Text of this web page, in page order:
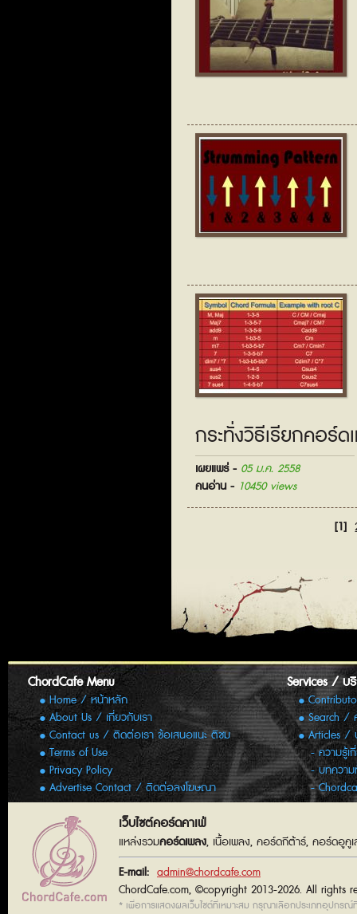
กระทั่งวิธีเรียกคอร์ด
เผยแพร่ - 05 ม.ค. 2558
คนอ่าน - 10450 views
[1]
ChordCafe Menu
Home / หน้าหลัก
About Us / เกี่ยวกับเรา
Contact us / ติดต่อเรา ข้อเสนอแนะ ติชม
Terms of Use
Privacy Policy
Advertise Contact / ติดต่อลงโฆษณา
Services / บ
Search /
Articles /
ความรู้
บทความ
เว็บไซต์คอร์ดคาเฟ่
แหล่งรวมคอร์ดเพลง, เนื้อเพลง, คอร์ดกีต้าร์, คอร์ดอูคู
E-mail: admin@chordcafe.com
ChordCafe.com, ©copyright 2013-2026. All rights
* เพื่อการแสดงผลเว็บไซต์ที่เหมาะสม กรุณาเลือกประเภทอุปกรณ์